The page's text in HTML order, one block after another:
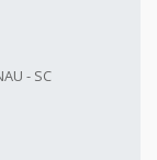
- SC